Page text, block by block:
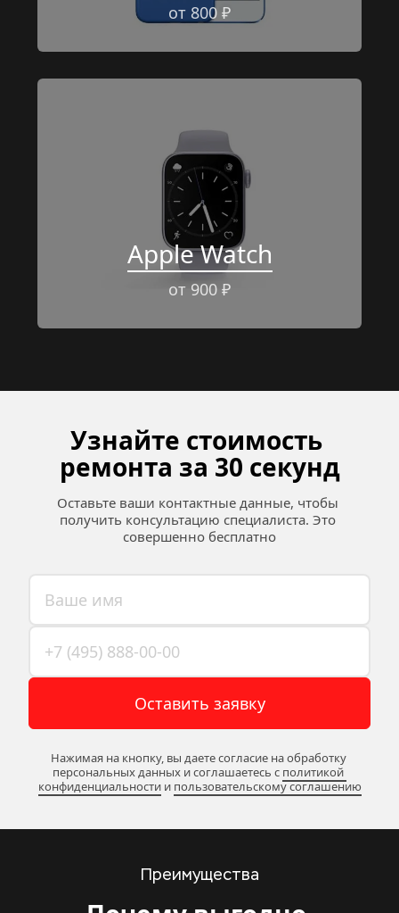
от 800 ₽
Apple Watch
от 900 ₽
Узнайте стоимость
ремонта за 30 секунд
Оставьте ваши контактные данные, чтобы
получить консультацию специалиста. Это
совершенно бесплатно
Оставить заявку
Нажимая на кнопку, вы даете согласие на обработку
персональных данных и соглашаетесь c политикой
конфиденциальности и пользовательскому соглашению
Преимущества